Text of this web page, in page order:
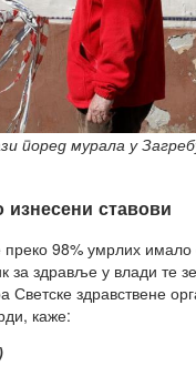
поред мурала у
ставови
преко 98% умрлих
за здравље у влади те
Светске здравствене
каже: